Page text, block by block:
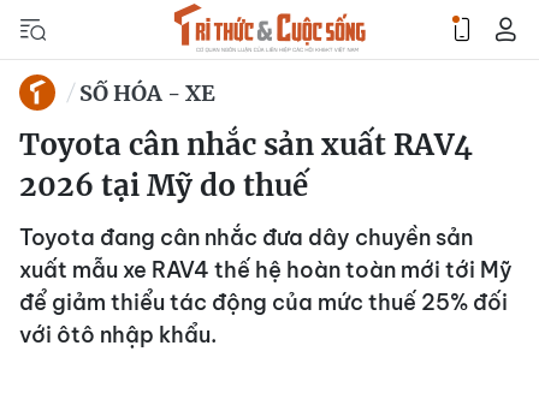
SỐ HÓA - XE
Toyota cân nhắc sản xuất RAV4
2026 tại Mỹ do thuế
Toyota đang cân nhắc đưa dây chuyền sản
xuất mẫu xe RAV4 thế hệ hoàn toàn mới tới Mỹ
để giảm thiểu tác động của mức thuế 25% đối
với ôtô nhập khẩu.